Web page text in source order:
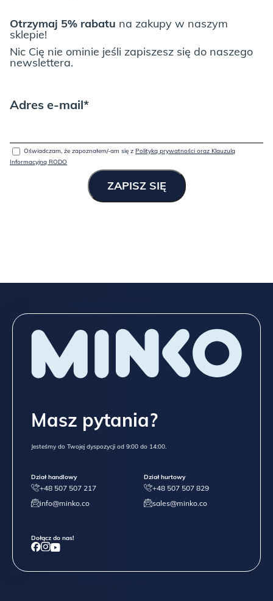
Otrzymaj 5% rabatu na zakupy w naszym
sklepie!
Nic Cię nie ominie jeśli zapiszesz się do naszego
newslettera.
Adres e-mail*
Oświadczam, że zapoznałem/-am się z Polityką prywatności oraz Klauzulą
Informacyjną RODO
Masz pytania?
Jesteśmy do Twojej dyspozycji od 9:00 do 14:00.
Dział handlowy
+48 507 507 217
info@minko.co
Dział hurtowy
+48 507 507 829
sales@minko.co
Dołącz do nas!